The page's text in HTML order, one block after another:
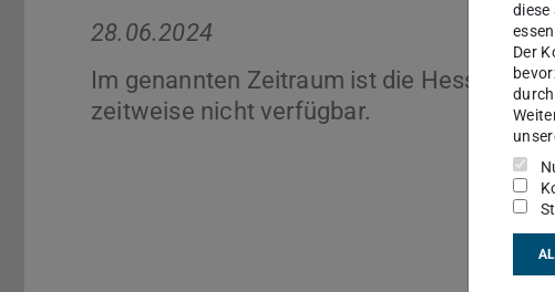
28.06.2024
Im genannten Zeitraum ist die
zeitweise nicht verfügbar.
diese
Der